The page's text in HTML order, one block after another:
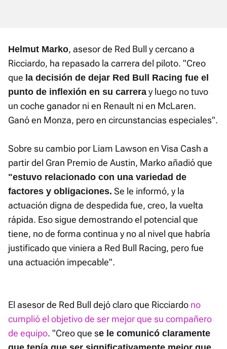
Helmut Marko, asesor de Red Bull y cercano a
Ricciardo, ha repasado la carrera del piloto. "Creo
que la decisión de dejar Red Bull Racing fue el
punto de inflexión en su carrera y luego no tuvo
un coche ganador ni en Renault ni en McLaren.
Ganó en Monza, pero en circunstancias especiales".
Sobre su cambio por Liam Lawson en Visa Cash a
partir del Gran Premio de Austin, Marko añadió que
"estuvo relacionado con una variedad de
factores y obligaciones. Se le informó, y la
actuación digna de despedida fue, creo, la vuelta
rápida. Eso sigue demostrando el potencial que
tiene, no de forma continua y no al nivel que habría
justificado que viniera a Red Bull Racing, pero fue
una actuación impecable".
El asesor de Red Bull dejó claro que Ricciardo no
cumplió el objetivo de ser mejor que su compañero
de equipo. "Creo que se le comunicó claramente